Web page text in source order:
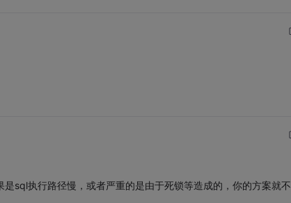
sql执行路径慢，或者严重的是由于死锁等造成的，你的方案就不